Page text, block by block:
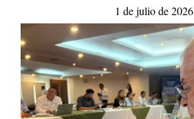
1 de julio de 2026